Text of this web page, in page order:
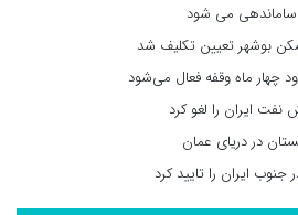
ساماندهی می‌ شود
بوشهر تعیین تکلیف شد
چهار ماه وقفه فعال می‌شود
ایران را لغو کرد
در دریای عمان
ایران را تایید کرد